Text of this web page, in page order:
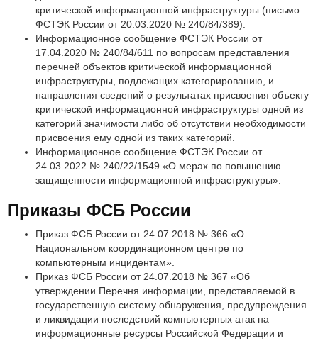
критической информационной инфраструктуры (письмо
ФСТЭК России от 20.03.2020 № 240/84/389).
Информационное сообщение ФСТЭК России от
17.04.2020 № 240/84/611 по вопросам представления
перечней объектов критической информационной
инфраструктуры, подлежащих категорированию, и
направления сведений о результатах присвоения объекту
критической информационной инфраструктуры одной из
категорий значимости либо об отсутствии необходимости
присвоения ему одной из таких категорий.
Информационное сообщение ФСТЭК России от
24.03.2022 № 240/22/1549 «О мерах по повышению
защищенности информационной инфраструктуры».
Приказы ФСБ России
Приказ ФСБ России от 24.07.2018 № 366 «О
Национальном координационном центре по
компьютерным инцидентам».
Приказ ФСБ России от 24.07.2018 № 367 «Об
утверждении Перечня информации, представляемой в
государственную систему обнаружения, предупреждения
и ликвидации последствий компьютерных атак на
информационные ресурсы Российской Федерации и